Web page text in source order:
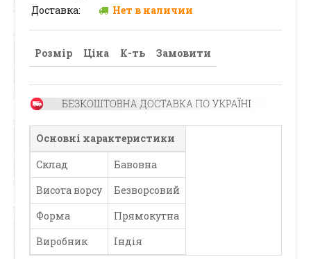
Доставка:
Нет в наличии
Розмір Ціна К-ть Замовити
Основні характеристики
Склад
Бавовна
Висота ворсу
Безворсовий
Форма
Прямокутна
Виробник
Індія